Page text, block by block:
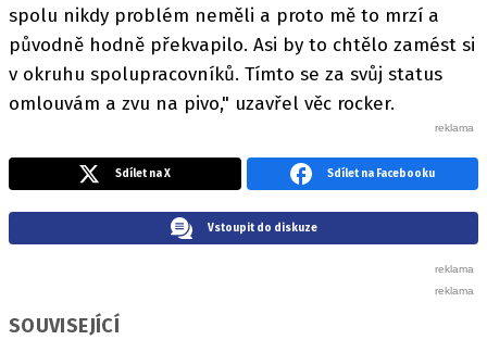
spolu nikdy problém neměli a proto mě to mrzí a
původně hodně překvapilo. Asi by to chtělo zamést si
v okruhu spolupracovníků. Tímto se za svůj status
omlouvám a zvu na pivo," uzavřel věc rocker.
Sdílet na X Sdílet na Facebooku
Vstoupit do diskuze
SOUVISEJÍCÍ